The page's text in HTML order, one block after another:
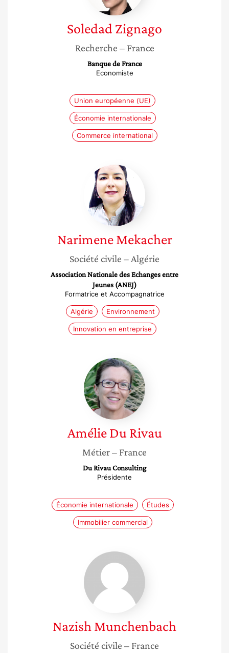
Soledad Zignago
Recherche – France
Banque de France
Economiste
Union européenne (UE)
Économie internationale
Commerce international
Narimene
Mekacher
Narimene Mekacher
Société civile – Algérie
Association Nationale des Echanges entre
Jeunes (ANEJ)
Formatrice et Accompagnatrice
Algérie Environnement
Innovation en entreprise
Amélie
Du
Rivau
Amélie Du Rivau
Métier– France
Du Rivau Consulting
Présidente
Économie internationale Études
Immobilier commercial
Nazish
Munchenbach
Nazish Munchenbach
Société civile – France